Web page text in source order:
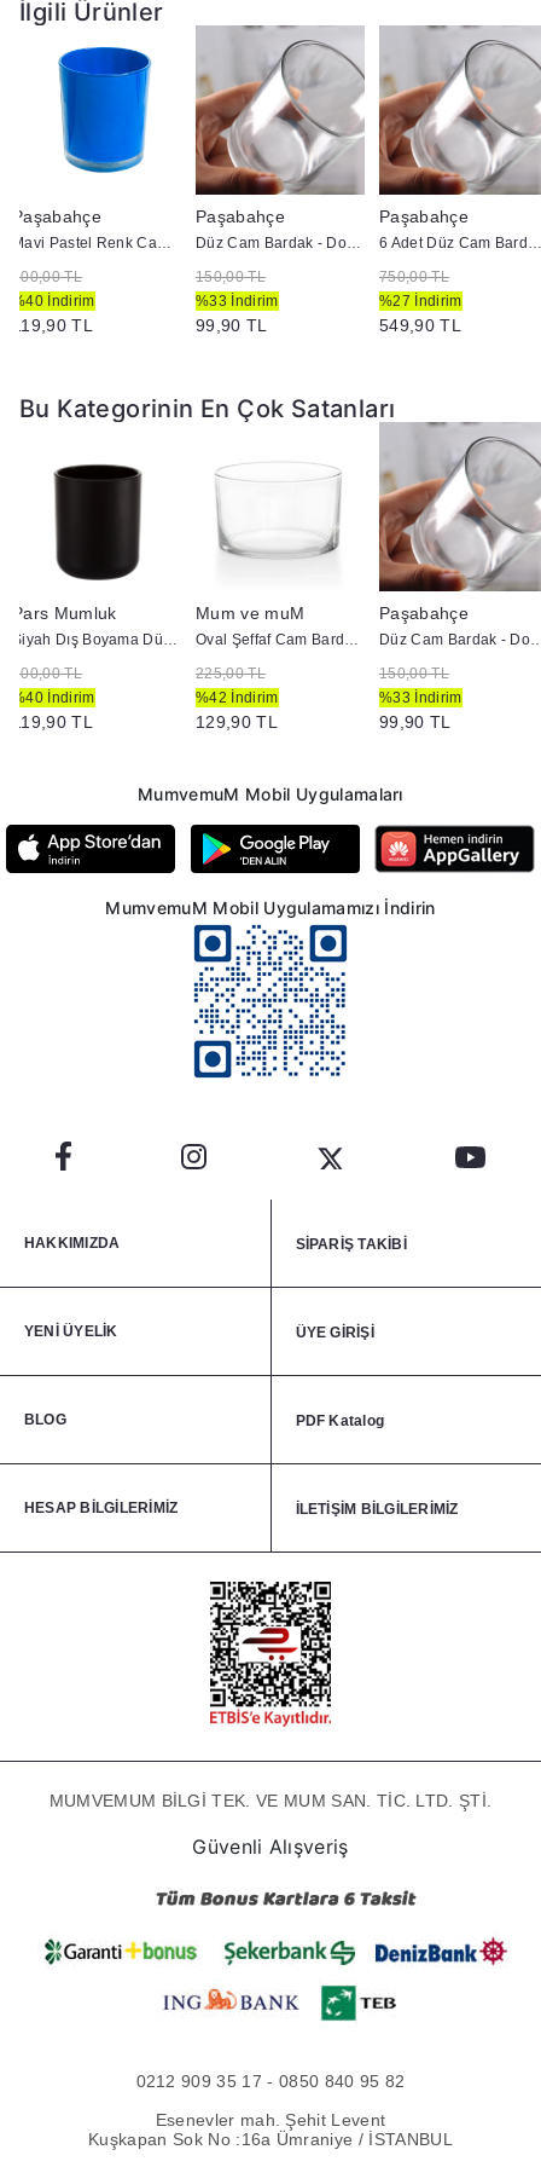
İlgili Ürünler
Paşabahçe
Mavi Pastel Renk Cam Mumluk - İç Boyama - Doluma Uygun 403
200,00 TL
%40 İndirim
119,90 TL
Paşabahçe
Düz Cam Bardak - Doluma Uygun
150,00 TL
%33 İndirim
99,90 TL
Paşabahçe
6 Adet Düz Cam Bardak -
750,00 TL
%27 İndirim
549,90 TL
Bu Kategorinin En Çok Satanları
Pars Mumluk
Siyah Dış Boyama Düz Cam Bardak - Doluma Uygun
200,00 TL
%40 İndirim
119,90 TL
Mum ve muM
Oval Şeffaf Cam Bardak - Doluma Uygun
225,00 TL
%42 İndirim
129,90 TL
Paşabahçe
Düz Cam Bardak -
150,00 TL
%33 İndirim
99,90 TL
MumvemuM Mobil Uygulamaları
MumvemuM Mobil Uygulamamızı İndirin
HAKKIMIZDA SİPARİŞ TAKİBİ
YENİ ÜYELİK ÜYE GİRİŞİ
BLOG PDF Katalog
HESAP BİLGİLERİMİZ İLETİŞİM BİLGİLERİMİZ
MUMVEMUM BİLGİ TEK. VE MUM SAN. TİC. LTD. ŞTİ.
Güvenli Alışveriş
0212 909 35 17 - 0850 840 95 82
Esenevler mah. Şehit Levent
Kuşkapan Sok No :16a Ümraniye / İSTANBUL